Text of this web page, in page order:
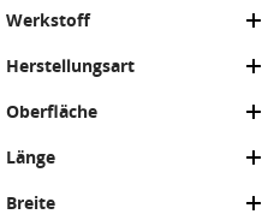
Werkstoff
Herstellungsart
Oberfläche
Länge
Breite